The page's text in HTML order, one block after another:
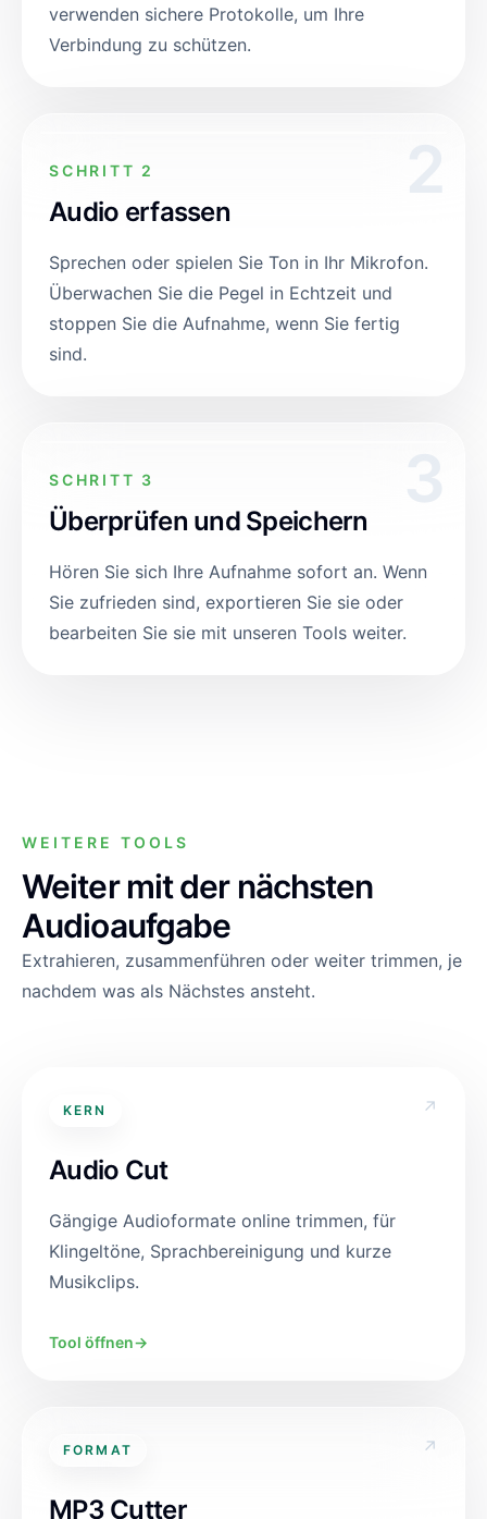
verwenden sichere Protokolle, um Ihre
Verbindung zu schützen.
SCHRITT 2
Audio erfassen
Sprechen oder spielen Sie Ton in Ihr Mikrofon.
Überwachen Sie die Pegel in Echtzeit und
stoppen Sie die Aufnahme, wenn Sie fertig
sind.
SCHRITT 3
Überprüfen und Speichern
Hören Sie sich Ihre Aufnahme sofort an. Wenn
Sie zufrieden sind, exportieren Sie sie oder
bearbeiten Sie sie mit unseren Tools weiter.
WEITERE TOOLS
Weiter mit der nächsten
Audioaufgabe
Extrahieren, zusammenführen oder weiter trimmen, je
nachdem was als Nächstes ansteht.
KERN ↗
Audio Cut
Gängige Audioformate online trimmen, für
Klingeltöne, Sprachbereinigung und kurze
Musikclips.
Tool öffnen→
FORMAT ↗
MP3 Cutter